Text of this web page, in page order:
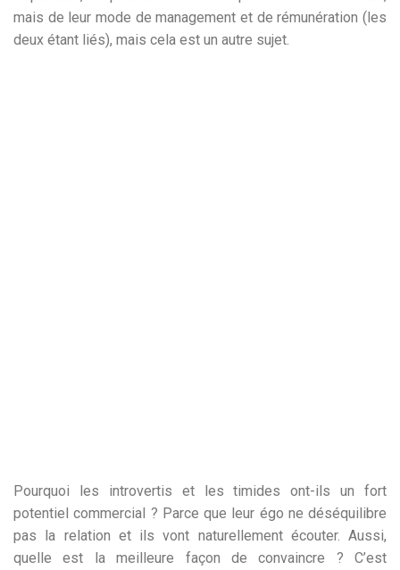
mais de leur mode de management et de rémunération (les
deux étant liés), mais cela est un autre sujet.
Pourquoi les introvertis et les timides ont-ils un fort
potentiel commercial ? Parce que leur égo ne déséquilibre
pas la relation et ils vont naturellement écouter. Aussi,
quelle est la meilleure façon de convaincre ? C’est